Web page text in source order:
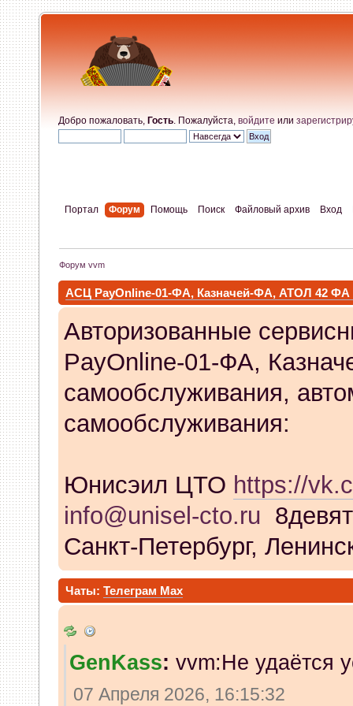
Добро пожаловать, Гость . Пожалуйста, войдите или
Портал Форум Помощь Поиск Файловый архив Вход
Форум vvm
АСЦ PayOnline-01-ФА, Казначей-ФА, АТОЛ 42 ФА
Авторизованные
PayOnline-01-ФА,
самообслуживания,
самообслуживания:
Юнисэил ЦТО https://
info@unisel-cto.ru
Санкт-Петербург,
Чаты:Телеграм Max
GenKass: vvm:Не удаётся
07 Апреля 2026, 16:15:32